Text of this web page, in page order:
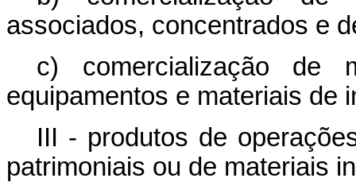
associados, concentrados e
c) comercialização de
equipamentos e materiais de
III - produtos de
patrimoniais ou de materiais